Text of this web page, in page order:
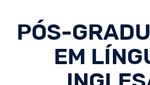
PÓS-
EM